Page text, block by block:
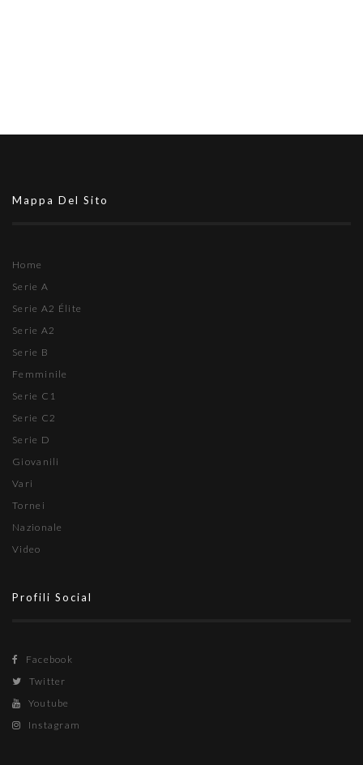
Mappa Del Sito
Home
Serie A
Serie A2 Élite
Serie A2
Serie B
Femminile
Serie C1
Serie C2
Serie D
Giovanili
Vari
Tornei
Nazionale
Video
Profili Social
Facebook
Twitter
Youtube
Instagram